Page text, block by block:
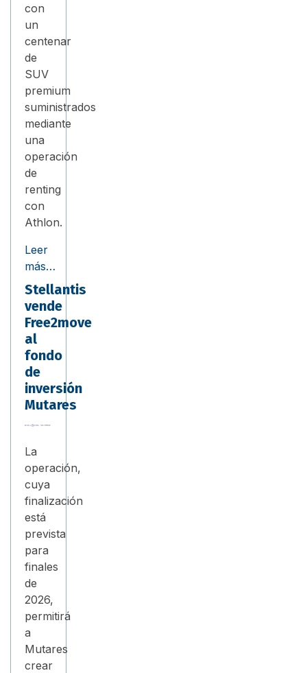
con
un
centenar
de
SUV
premium
suministrados
mediante
una
operación
de
renting
con
Athlon.
Leer
más…
Stellantis
vende
Free2move
al
fondo
de
inversión
Mutares
La
operación,
cuya
finalización
está
prevista
para
finales
de
2026,
permitirá
a
Mutares
crear